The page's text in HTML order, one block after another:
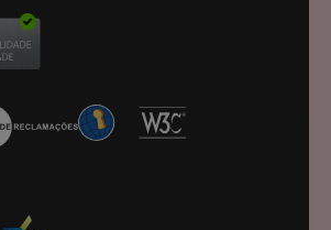
separador